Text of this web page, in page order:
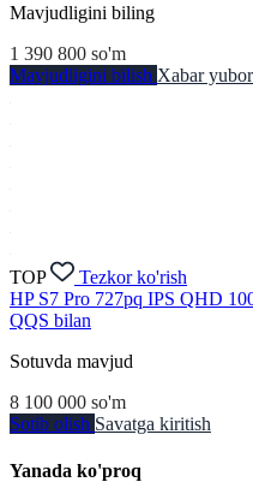
Mavjudligini biling
1 390 800 so'm
Mavjudligini bilish Xabar
TOP
Tezkor ko'rish
HP S7 Pro 727pq IPS QHD
QQS bilan
Sotuvda mavjud
8 100 000 so'm
Sotib olish Savatga kiritish
Yanada ko'proq